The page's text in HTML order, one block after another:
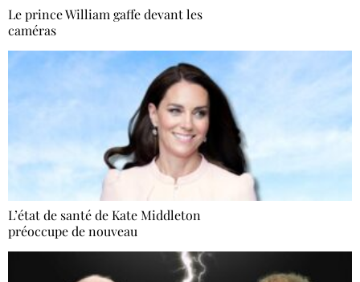
Le prince William gaffe devant les
caméras
L’état de santé de Kate Middleton
préoccupe de nouveau